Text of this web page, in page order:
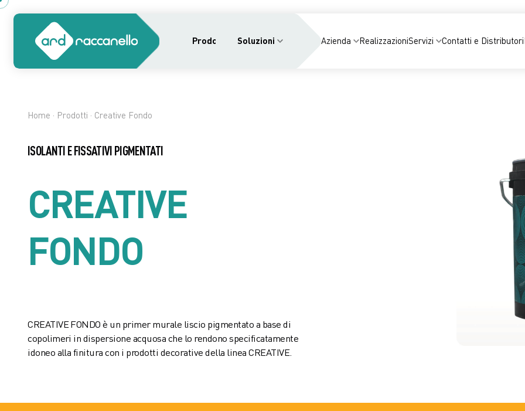
Prodotti Soluzioni Azienda RealizzazioniServizi Contatti e Distributori
Home · Prodotti · Creative Fondo
ISOLANTI E FISSATIVI PIGMENTATI
CREATIVE
FONDO
CREATIVE FONDO è un primer murale liscio pigmentato a base di
copolimeri in dispersione acquosa che lo rendono specificatamente
idoneo alla finitura con i prodotti decorative della linea CREATIVE.